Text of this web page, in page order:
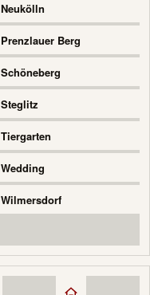
Neukölln
Prenzlauer Berg
Schöneberg
Steglitz
Tiergarten
Wedding
Wilmersdorf